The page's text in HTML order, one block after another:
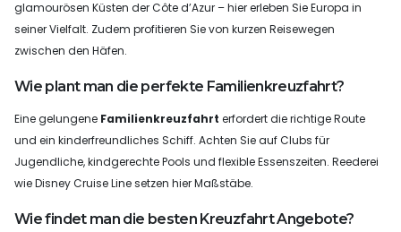
glamourösen Küsten der Côte d’Azur – hier erleben Sie Europa in
seiner Vielfalt. Zudem profitieren Sie von kurzen Reisewegen
zwischen den Häfen.
Wie plant man die perfekte Familienkreuzfahrt?
Eine gelungene Familienkreuzfahrt erfordert die richtige Route
und ein kinderfreundliches Schiff. Achten Sie auf Clubs für
Jugendliche, kindgerechte Pools und flexible Essenszeiten. Reederei
wie Disney Cruise Line setzen hier Maßstäbe.
Wie findet man die besten Kreuzfahrt Angebote?